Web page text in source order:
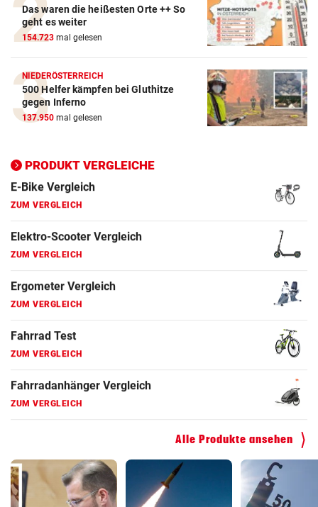
Das waren die heißesten Orte ++ So
geht es weiter
154.723 mal gelesen
NIEDERÖSTERREICH
500 Helfer kämpfen bei Gluthitze
gegen Inferno
137.950 mal gelesen
PRODUKT VERGLEICHE
ZUM VERGLEICH
E-Bike Vergleich
ZUM VERGLEICH
Elektro-Scooter Vergleich
ZUM VERGLEICH
ZUM VERGLEICH
Fahrrad Test
ZUM VERGLEICH
Fahrradanhänger Vergleich
ZUM VERGLEICH
Faszienrolle Vergleich
ZUM VERGLEICH
Hoverboard Vergleich
ZUM VERGLEICH
Kinderfahrrad Vergleich
ZUM VERGLEICH
Alle Produkte ansehen